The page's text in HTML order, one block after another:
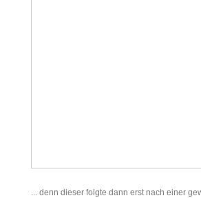
... denn dieser folgte dann erst nach einer